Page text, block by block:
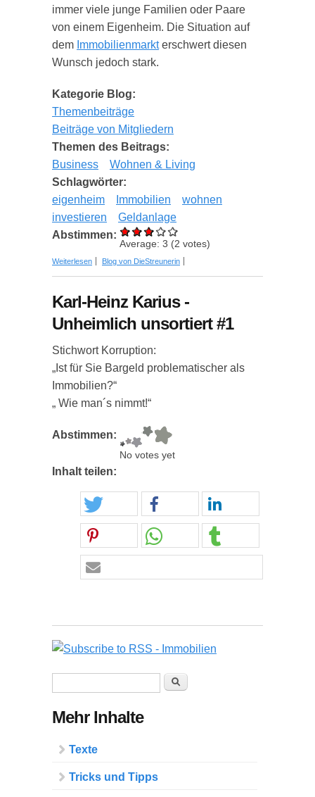
immer viele junge Familien oder Paare
von einem Eigenheim. Die Situation auf
dem Immobilienmarkterschwert diesen
Wunsch jedoch stark.
Kategorie Blog:
Themenbeiträge
Beiträge von Mitgliedern
Themen des Beitrags:
Business
Wohnen & Living
Schlagwörter:
eigenheim
Immobilien
wohnen
investieren
Geldanlage
Abstimmen:
Average: 3 (2 votes)
Weiterlesen über Den Traum vom Eigenheim verwirklichen –
Blog von DieStreunerin
Karl-Heinz Karius -
Unheimlich unsortiert #1
Stichwort Korruption:
„Ist für Sie Bargeld problematischer als
Immobilien?“
„ Wie man´s nimmt!“
Abstimmen:
No votes yet
Inhalt teilen:
Suche
Mehr Inhalte
Texte
Tricks und Tipps